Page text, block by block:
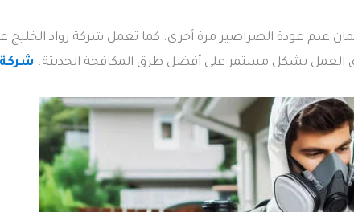
عدم عودة الصراصير مرة أخرى. كما تعمل شركة رواد الخليج
العمل بشكل مستمر على أفضل طرق المكافحة الحديثة.